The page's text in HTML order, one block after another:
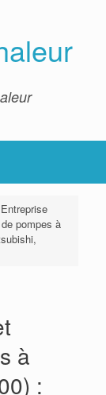
Entreprise
pompes à
à
: